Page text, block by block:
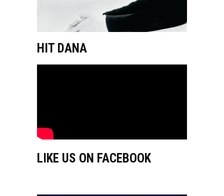
HIT DANA
LIKE US ON FACEBOOK